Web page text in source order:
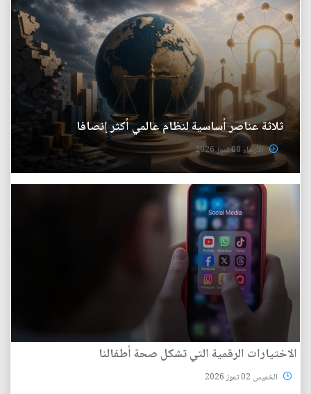
ثلاثة عناصر أساسية لنظام عالمي أكثر إنصافا
الأربعاء 08 تموز 2026
الاختيارات الرقمية التي تشكل صحة أطفالنا
الخميس 02 تموز 2026